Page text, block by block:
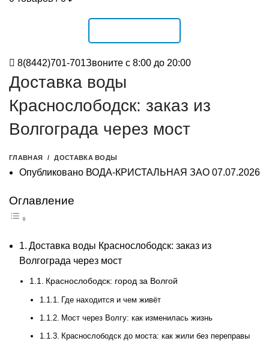
8(8442)701-701Звоните с 8:00 до 20:00
Доставка воды
Краснослободск: заказ из
Волгограда через мост
ГЛАВНАЯ ДОСТАВКА ВОДЫ
Опубликовано ВОДА-КРИСТАЛЬНАЯ ЗАО 07.07.2026
Оглавление
Доставка воды Краснослободск: заказ из
Волгограда через мост
Краснослободск: город за Волгой
Где находится и чем живёт
Мост через Волгу: как изменилась жизнь
Краснослободск до моста: как жили без переправы